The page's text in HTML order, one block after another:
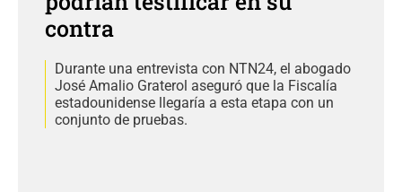
contra
Durante una entrevista con NTN24, el abogado
José Amalio Graterol aseguró que la Fiscalía
estadounidense llegaría a esta etapa con un
conjunto de pruebas.